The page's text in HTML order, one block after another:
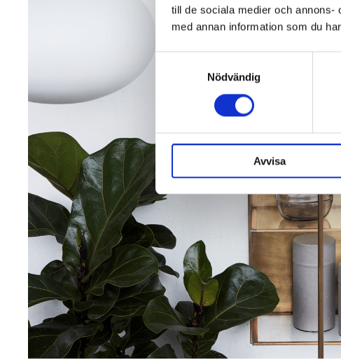
till de sociala medier och
med annan information som du
Nödvändig
Avvisa